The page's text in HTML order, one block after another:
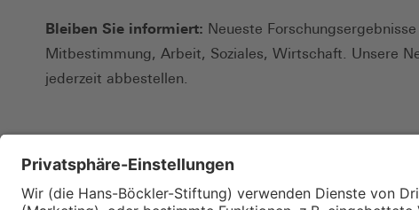
Bleiben Sie informiert: Neueste
Mitbestimmung, Arbeit, Soziales, Wirtschaft. Unsere
jederzeit abbestellen.